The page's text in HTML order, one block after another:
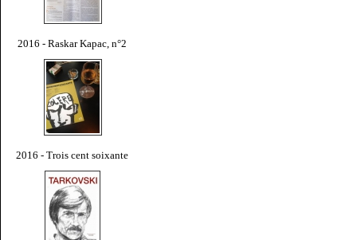
2016 - Raskar Kapac, n°2
2016 - Trois cent soixante